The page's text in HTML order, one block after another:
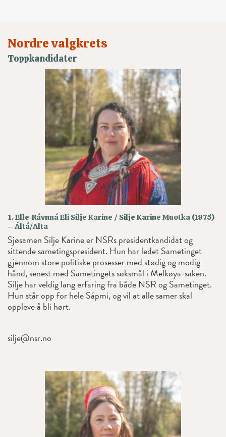
Nordre valgkrets
Toppkandidater
1. Elle-Rávnná Eli Silje Karine / Silje Karine Muotka (1975)
– Áltá/Alta
Sjøsamen Silje Karine er NSRs presidentkandidat og
sittende sametingspresident. Hun har ledet Sametinget
gjennom store politiske prosesser med stødig og modig
hånd, senest med Sametingets søksmål i Melkøya-saken.
Silje har veldig lang erfaring fra både NSR og Sametinget.
Hun står opp for hele Sápmi, og vil at alle samer skal
oppleve å bli hørt.
silje@nsr.no